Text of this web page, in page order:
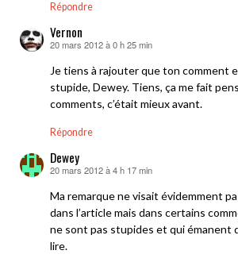
Répondre
Vernon
dit :
20 mars 2012 à 0 h 25 min
Je tiens à rajouter que ton comment
stupide, Dewey. Tiens, ça me fait
comments, c’était mieux avant.
Répondre
Dewey
dit :
20 mars 2012 à 4 h 17 min
Ma remarque ne visait évidemment
dans l’article mais dans certains
ne sont pas stupides et qui émanent
lire.